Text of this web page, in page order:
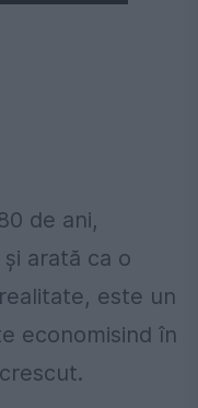
de ani,
arată ca o
este un
economisind în